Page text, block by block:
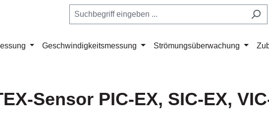
Geschwindigkeitsmessung Strömungsüberwachung
Sensor PIC-EX, SIC-EX,